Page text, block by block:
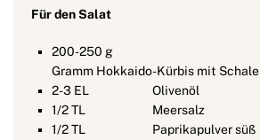
Für den Salat
200-250 g
Gramm Hokkaido-Kürbis mit Schale
2-3 EL
Olivenöl
1/2TL
Meersalz
1/2TL
Paprikapulver süß